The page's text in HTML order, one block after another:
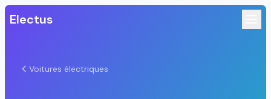
Electus
Voitures électriques